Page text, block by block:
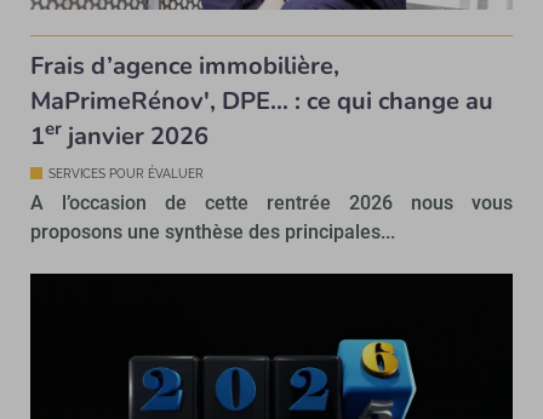
Frais d’agence immobilière,
MaPrimeRénov', DPE… : ce qui change au
1er janvier 2026
SERVICES POUR ÉVALUER
A l’occasion de cette rentrée 2026 nous vous
proposons une synthèse des principales...